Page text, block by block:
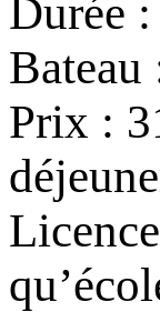
Durée
Prix :